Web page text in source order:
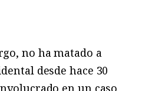
no ha matado a
desde hace 30
en un caso